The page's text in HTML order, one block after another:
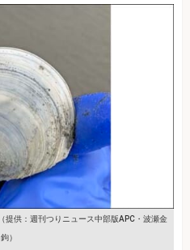
（提供：週刊つりニュース中部版APC・波瀬金
鉤）